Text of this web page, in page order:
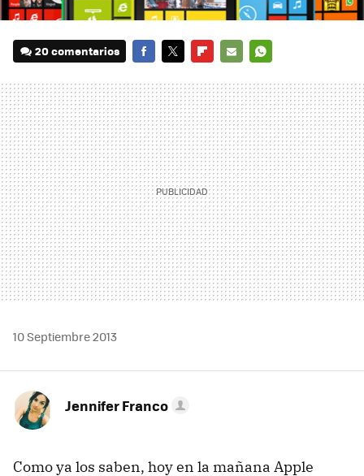
20 comentarios
MAIL
10 Septiembre 2013
Jennifer Franco
Como ya los saben, hoy en la mañana Apple